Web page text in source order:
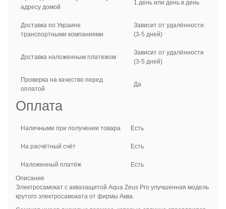
адресу домой
1 день или день в день
Доставка по Украине
транспортными компаниями
Зависит от удалённости
(3-5 дней)
Доставка наложенным платежом
Зависит от удалённости
(3-5 дней)
Проверка на качество перед
оплатой
Да
Оплата
Наличными при получении товара Есть
На расчётный счёт Есть
Наложенный платёж
Есть
Описание
Электросамокат с аквазащитой Aqua Zeus Pro улучшенная модель
крутого электросамоката от фирмы Аква.